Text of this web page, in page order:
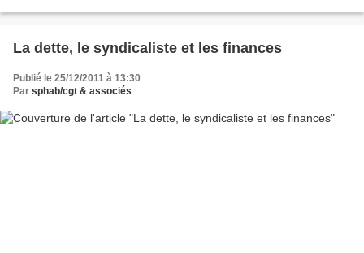
La dette, le syndicaliste et les finances
Publié le 25/12/2011 à 13:30
Par sphab/cgt & associés